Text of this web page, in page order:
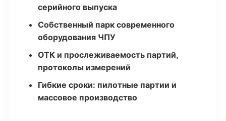
серийного выпуска
Собственный парк современного
оборудования ЧПУ
ОТК и прослеживаемость партий,
протоколы измерений
Гибкие сроки: пилотные партии и
массовое производство